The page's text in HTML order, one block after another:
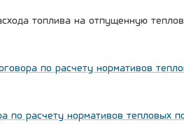
топлива на отпущенную
по расчету нормативов
по расчету нормативов тепловых